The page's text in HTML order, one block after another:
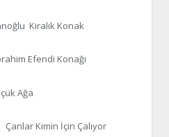
Kiralık Konak
Efendi Konağı
Ağa
Kimin İçin Çalıyor